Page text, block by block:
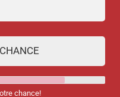
chance!